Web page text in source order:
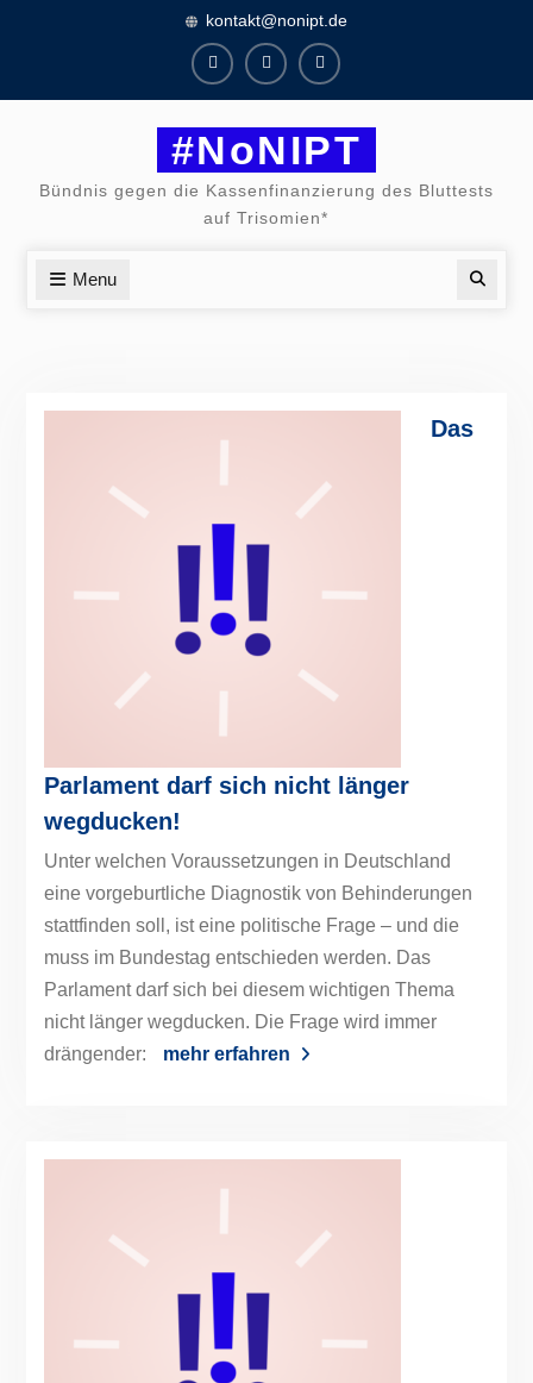
kontakt@nonipt.de
FacebookInstagram
Twitter
#NoNIPT
Bündnis gegen die Kassenfinanzierung des Bluttests
auf Trisomien*
Menu
Das
Parlament darf sich nicht länger
wegducken!
Unter welchen Voraussetzungen in Deutschland
eine vorgeburtliche Diagnostik von Behinderungen
stattfinden soll, ist eine politische Frage – und die
muss im Bundestag entschieden werden. Das
Parlament darf sich bei diesem wichtigen Thema
nicht länger wegducken. Die Frage wird immer
drängender:
mehr erfahren